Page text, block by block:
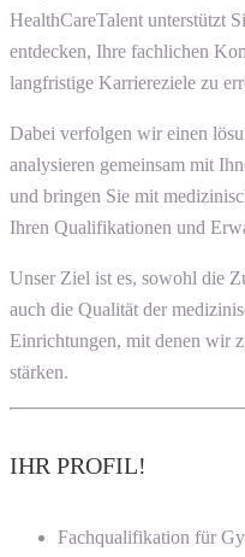
HealthCareTalent unterstützt
entdecken, Ihre fachlichen
langfristige Karriereziele zu
Dabei verfolgen wir einen
analysieren gemeinsam mit
und bringen Sie mit
Ihren Qualifikationen und
Unser Ziel ist es, sowohl die
auch die Qualität der
Einrichtungen, mit denen wir
stärken.
IHR PROFIL!
Fachqualifikation für